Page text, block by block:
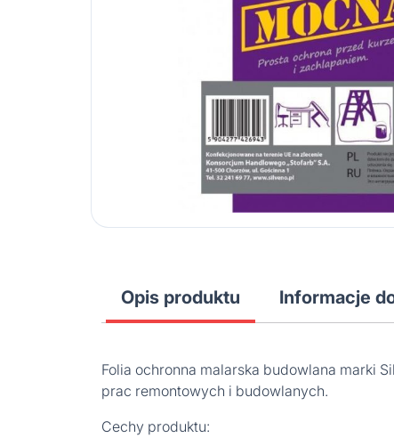
Opis produktu Informacje
Folia ochronna malarska budowlana marki
prac remontowych i budowlanych.
Cechy produktu: